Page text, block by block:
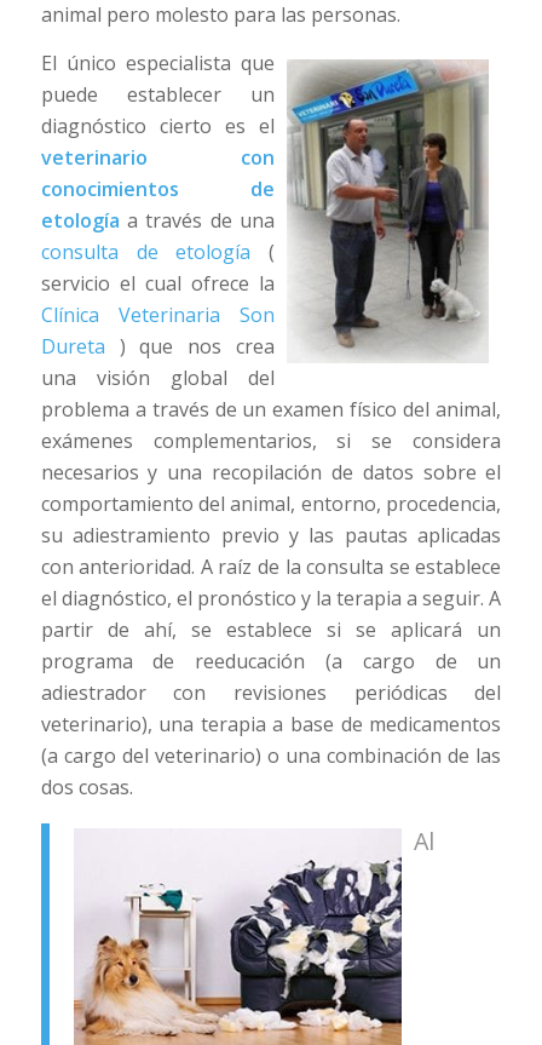
animal pero molesto para las personas.
El único especialista que
puede establecer un
diagnóstico cierto es el
veterinario con
conocimientos de
etología a través de una
consulta de etología (
servicio el cual ofrece la
Clínica Veterinaria Son
Dureta ) que nos crea
una visión global del
problema a través de un examen físico del animal,
exámenes complementarios, si se considera
necesarios y una recopilación de datos sobre el
comportamiento del animal, entorno, procedencia,
su adiestramiento previo y las pautas aplicadas
con anterioridad. A raíz de la consulta se establece
el diagnóstico, el pronóstico y la terapia a seguir. A
partir de ahí, se establece si se aplicará un
programa de reeducación (a cargo de un
adiestrador con revisiones periódicas del
veterinario), una terapia a base de medicamentos
(a cargo del veterinario) o una combinación de las
dos cosas.
Al